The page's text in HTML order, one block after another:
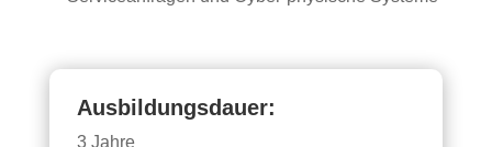
Ausbildungsdauer:
3 Jahre